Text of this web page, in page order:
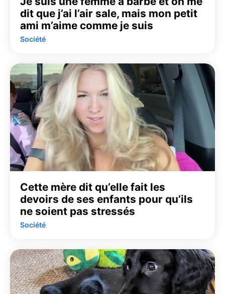
dit que j’ai l’air sale, mais mon petit
ami m’aime comme je suis
Société
Cette mère dit qu’elle fait les
devoirs de ses enfants pour qu’ils
ne soient pas stressés
Société